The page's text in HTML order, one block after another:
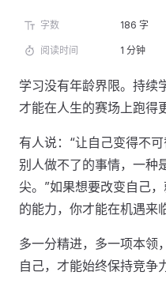
字数 186 字
阅读时间 1 分钟
学习没有年龄界限。持续
才能在人生的赛场上跑得
有人说：“让自己变得不
别人做不了的事情，一种
尖。”如果想要改变自己
的能力，你才能在机遇来
多一分精进，多一项本领
自己，才能始终保持竞争